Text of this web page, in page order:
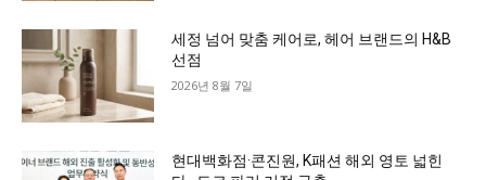
세정 넘어 맞춤 케어로, 헤어 브랜드의 H&B
선점
2026년 8월 7일
현대백화점·콘진원, K패션 해외 영토 넓힌